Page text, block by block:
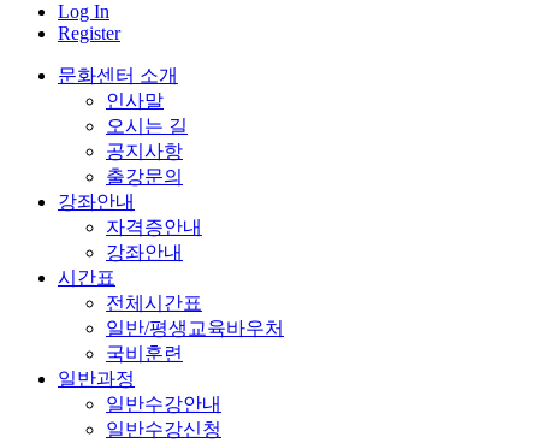
Log In
Register
문화센터 소개
인사말
오시는 길
공지사항
출강문의
강좌안내
자격증안내
강좌안내
시간표
전체시간표
일반/평생교육바우처
국비훈련
일반과정
일반수강안내
일반수강신청